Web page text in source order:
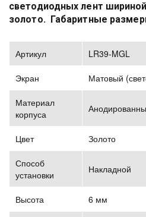
светодиодных лент
золото.  Габаритные
Артикул LR39-MGL
Экран Матовый
Материал
корпуса
Цвет Золото
Способ
установки
Накладной
Высота 6 мм